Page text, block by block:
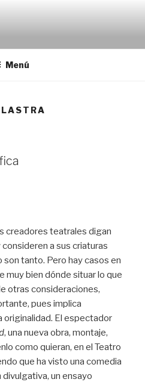
Menú
creadores teatrales digan
a sus criaturas
tanto. Pero hay casos en
muy bien dónde situar lo que
otras consideraciones,
pues implica
originalidad. El espectador
, una nueva obra, montaje,
como quieran, en el Teatro
que ha visto una comedia
un ensayo